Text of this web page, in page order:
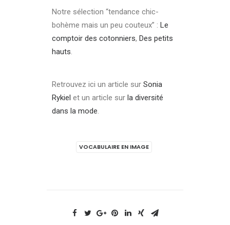
Notre sélection “tendance chic-
bohème mais un peu couteux” : Le
comptoir des cotonniers, Des petits
hauts.
Retrouvez ici un article sur Sonia
Rykiel et un article sur la diversité
dans la mode.
VOCABULAIRE EN IMAGE